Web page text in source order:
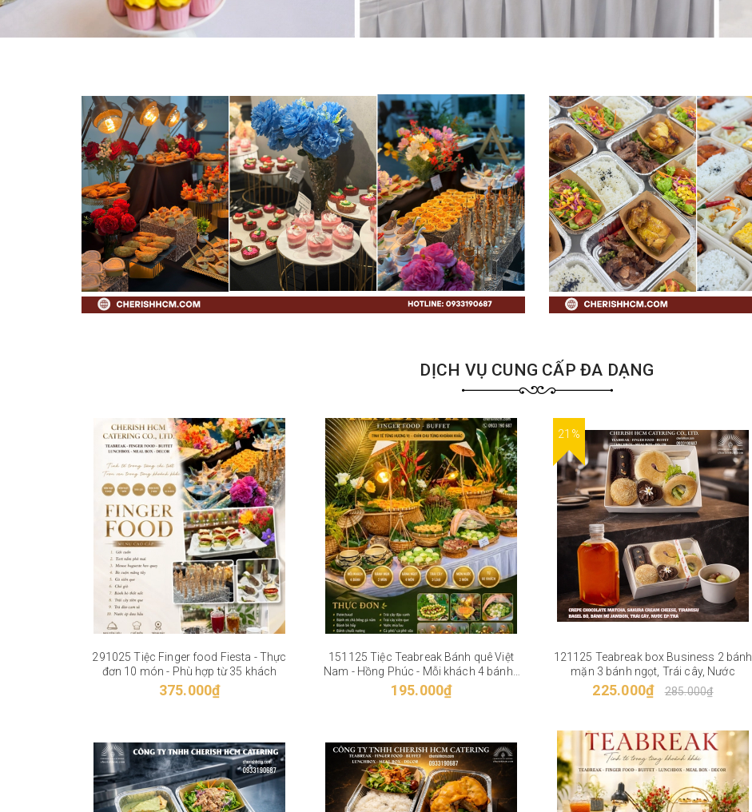
DỊCH VỤ CUNG CẤP ĐA DẠNG
291025 Tiệc Finger food Fiesta - Thực
đơn 10 món - Phù hợp từ 35 khách
375.000₫
151125 Tiệc Teabreak Bánh quê Việt
Nam - Hồng Phúc - Mỗi khách 4 bánh -
Thực đơn 6 món bánh, Trái cây, 2 món
nước - Phù hợp từ 60 khách
195.000₫
21%
121125 Teabreak box Business 2 bánh
mặn 3 bánh ngọt, Trái cây, Nước
225.000₫ 285.000₫